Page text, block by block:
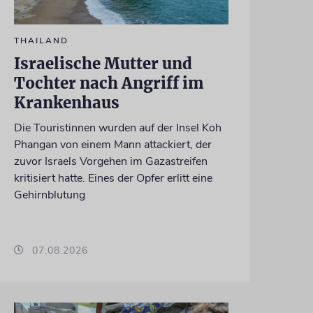
THAILAND
Israelische Mutter und
Tochter nach Angriff im
Krankenhaus
Die Touristinnen wurden auf der Insel Koh
Phangan von einem Mann attackiert, der
zuvor Israels Vorgehen im Gazastreifen
kritisiert hatte. Eines der Opfer erlitt eine
Gehirnblutung
07.08.2026